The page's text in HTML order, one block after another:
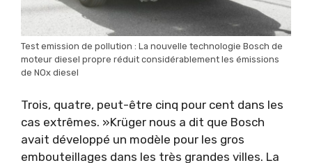
Test emission de pollution : La nouvelle technologie Bosch de
moteur diesel propre réduit considérablement les émissions
de NOx diesel
Trois, quatre, peut-être cinq pour cent dans les
cas extrêmes. »Krüger nous a dit que Bosch
avait développé un modèle pour les gros
embouteillages dans les très grandes villes. La